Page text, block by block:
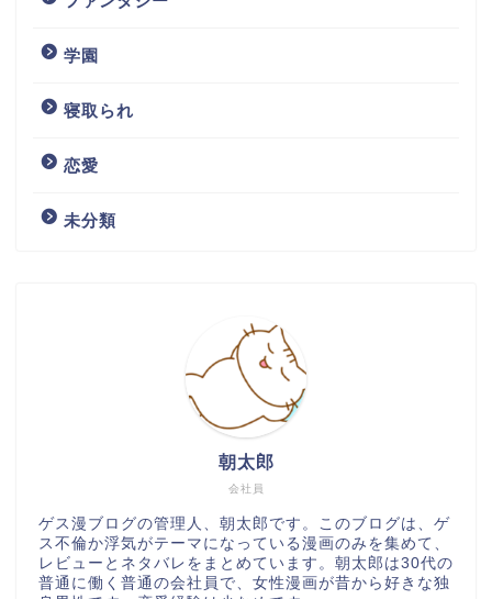
学園
寝取られ
恋愛
未分類
会社員
朝太郎
ゲス漫ブログの管理人、朝太郎です。このブログは、ゲ
ス不倫か浮気がテーマになっている漫画のみを集めて、
レビューとネタバレをまとめています。朝太郎は30代の
普通に働く普通の会社員で、女性漫画が昔から好きな独